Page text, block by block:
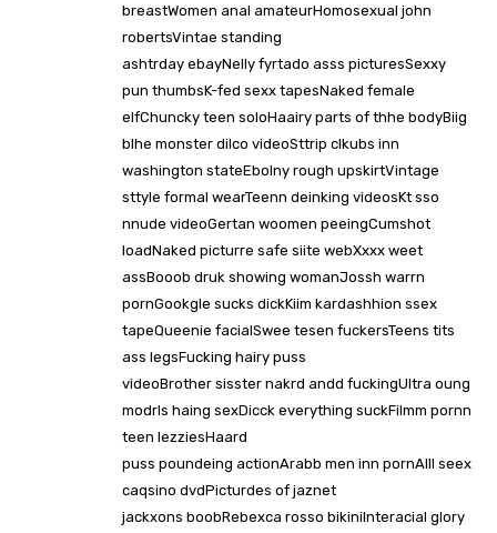
breastWomen anal amateurHomosexual john
robertsVintae standing
ashtrday ebayNelly fyrtado asss picturesSexxy
pun thumbsK-fed sexx tapesNaked female
elfChuncky teen soloHaairy parts of thhe bodyBiig
blhe monster dilco videoSttrip clkubs inn
washington stateEbolny rough upskirtVintage
sttyle formal wearTeenn deinking videosKt sso
nnude videoGertan woomen peeingCumshot
loadNaked picturre safe siite webXxxx weet
assBooob druk showing womanJossh warrn
pornGookgle sucks dickKiim kardashhion ssex
tapeQueenie facialSwee tesen fuckersTeens tits
ass legsFucking hairy puss
videoBrother sisster nakrd andd fuckingUltra oung
modrls haing sexDicck everything suckFilmm pornn
teen lezziesHaard
puss poundeing actionArabb men inn pornAlll seex
caqsino dvdPicturdes of jaznet
jackxons boobRebexca rosso bikiniInteracial glory